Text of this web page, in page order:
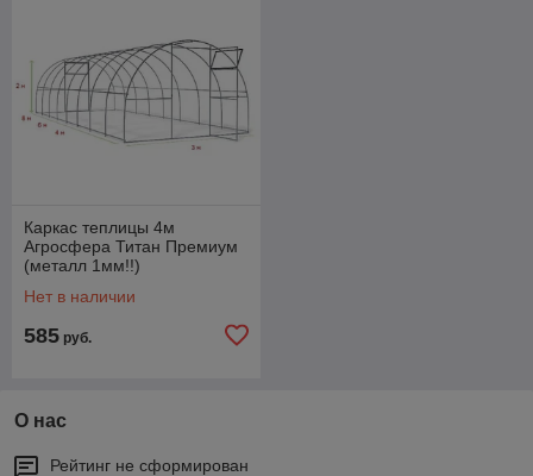
Каркас теплицы 4м
Агросфера Титан Премиум
(металл 1мм!!)
Нет в наличии
585 руб.
О нас
Рейтинг не сформирован